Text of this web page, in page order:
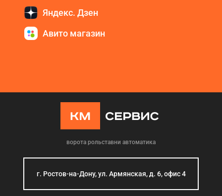
Яндекс. Дзен
Авито магазин
ворота рольставни автоматика
г. Ростов-на-Дону, ул. Армянская, д. 6, офис 4